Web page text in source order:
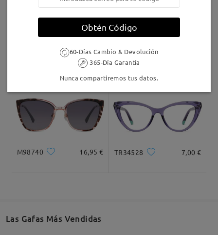
9,95 € Judy123
M98740 16,95 € TR34528 7,00 €
Las Gafas Más Vendidas
Obtén Código
60-Días Cambio & Devolución
365-Día Garantía
Nunca compartiremos tus datos.